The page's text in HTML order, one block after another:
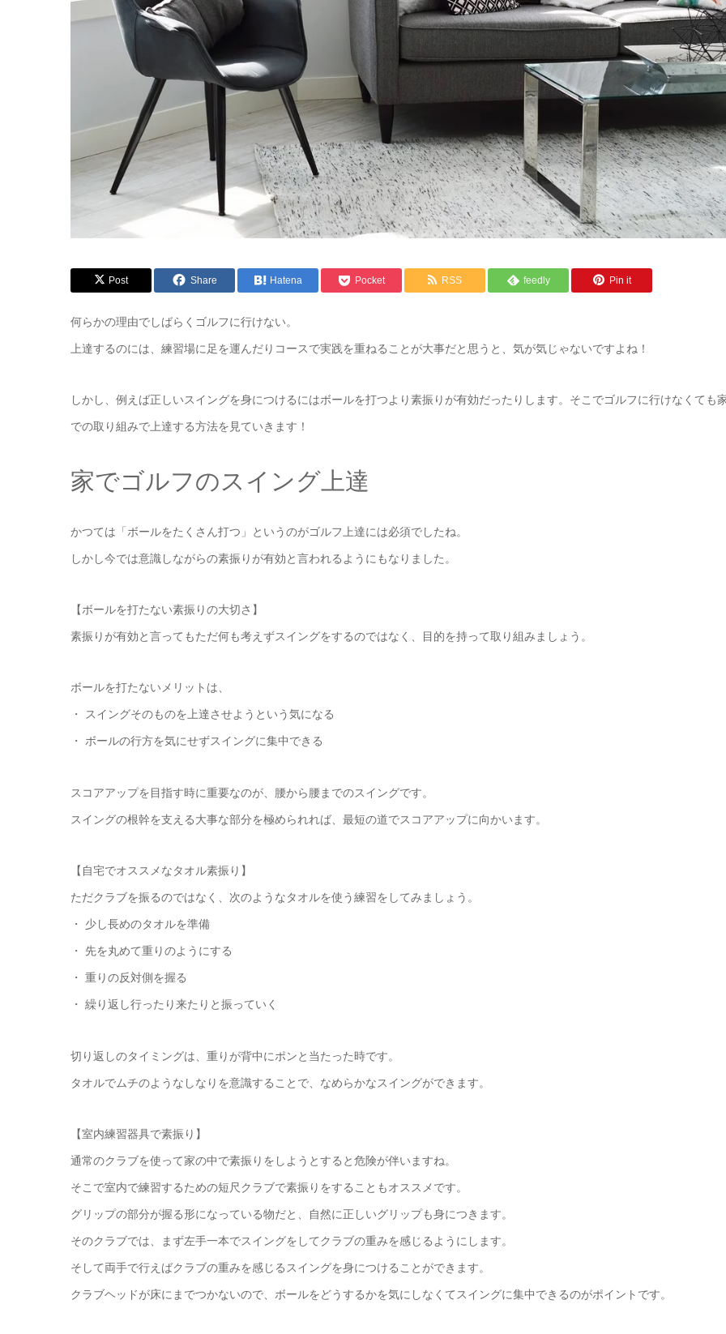
Post Share Hatena Pocket RSS feedly Pin it
何らかの理由でしばらくゴルフに行けない。
上達するのには、練習場に足を運んだりコースで実践を重ねることが大事だと思うと、気が気じゃないですよね！
しかし、例えば正しいスイングを身につけるにはボールを打つより素振りが有効だったりします。そこでゴルフに行けなくても
での取り組みで上達する方法を見ていきます！
家でゴルフのスイング上達
かつては「ボールをたくさん打つ」というのがゴルフ上達には必須でしたね。
しかし今では意識しながらの素振りが有効と言われるようにもなりました。
【ボールを打たない素振りの大切さ】
素振りが有効と言ってもただ何も考えずスイングをするのではなく、目的を持って取り組みましょう。
ボールを打たないメリットは、
・ スイングそのものを上達させようという気になる
・ ボールの行方を気にせずスイングに集中できる
スコアアップを目指す時に重要なのが、腰から腰までのスイングです。
スイングの根幹を支える大事な部分を極められれば、最短の道でスコアアップに向かいます。
【自宅でオススメなタオル素振り】
ただクラブを振るのではなく、次のようなタオルを使う練習をしてみましょう。
・ 少し長めのタオルを準備
・ 先を丸めて重りのようにする
・ 重りの反対側を握る
・ 繰り返し行ったり来たりと振っていく
切り返しのタイミングは、重りが背中にポンと当たった時です。
タオルでムチのようなしなりを意識することで、なめらかなスイングができます。
【室内練習器具で素振り】
通常のクラブを使って家の中で素振りをしようとすると危険が伴いますね。
そこで室内で練習するための短尺クラブで素振りをすることもオススメです。
グリップの部分が握る形になっている物だと、自然に正しいグリップも身につきます。
そのクラブでは、まず左手一本でスイングをしてクラブの重みを感じるようにします。
そして両手で行えばクラブの重みを感じるスイングを身につけることができます。
クラブヘッドが床にまでつかないので、ボールをどうするかを気にしなくてスイングに集中できるのがポイントです。